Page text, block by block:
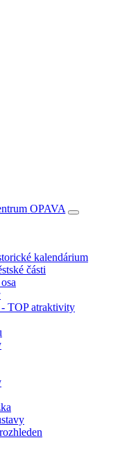
OPAVA
kalendárium
části
TOP atraktivity